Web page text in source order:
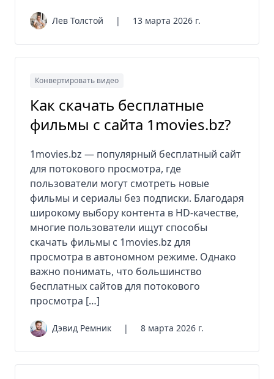
Лев Толстой | 13 марта 2026 г.
Конвертировать видео
Как скачать бесплатные
фильмы с сайта 1movies.bz?
1movies.bz — популярный бесплатный сайт
для потокового просмотра, где
пользователи могут смотреть новые
фильмы и сериалы без подписки. Благодаря
широкому выбору контента в HD-качестве,
многие пользователи ищут способы
скачать фильмы с 1movies.bz для
просмотра в автономном режиме. Однако
важно понимать, что большинство
бесплатных сайтов для потокового
просмотра […]
Дэвид Ремник | 8 марта 2026 г.